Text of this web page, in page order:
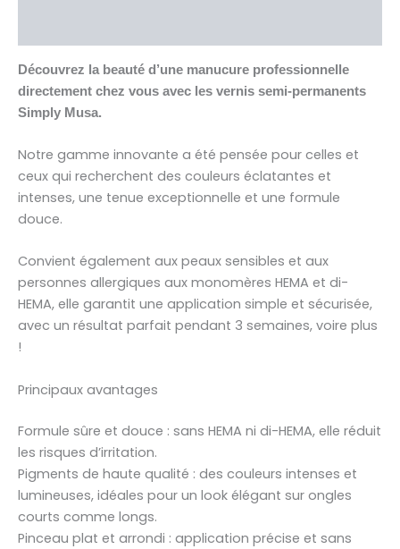
Découvrez la beauté d’une manucure professionnelle
directement chez vous avec les vernis semi-permanents
Simply Musa.
Notre gamme innovante a été pensée pour celles et
ceux qui recherchent des couleurs éclatantes et
intenses, une tenue exceptionnelle et une formule
douce.
Convient également aux peaux sensibles et aux
personnes allergiques aux monomères HEMA et di-
HEMA, elle garantit une application simple et sécurisée,
avec un résultat parfait pendant 3 semaines, voire plus
!
Principaux avantages
Formule sûre et douce : sans HEMA ni di-HEMA, elle réduit
les risques d’irritation.
Pigments de haute qualité : des couleurs intenses et
lumineuses, idéales pour un look élégant sur ongles
courts comme longs.
Pinceau plat et arrondi : application précise et sans